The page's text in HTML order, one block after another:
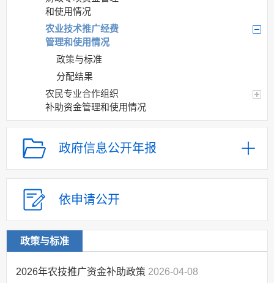
和使用情况
农业技术推广经费
管理和使用情况
政策与标准
分配结果
农民专业合作组织
补助资金管理和使用情况
测土配方施肥补助
资金管理和使用情况
管理和使用情况
和使用情况
农业综合开发资金
农业生产救灾资金
政府信息公开年报
依申请公开
政策与标准
2026年农技推广资金补助政策 2026-04-08